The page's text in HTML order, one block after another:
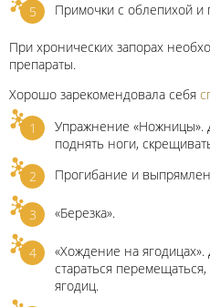
Примочки с облепихой и
При хронических запорах
препараты.
Хорошо зарекомендовала себя
Упражнение «Ножницы».
поднять ноги,
Прогибание и
«Березка».
«Хождение на
стараться
ягодиц.